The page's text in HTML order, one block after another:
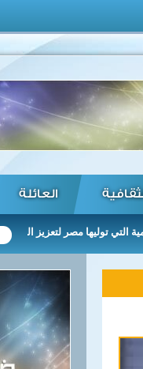
العائلة
مصر لتعزيز العلاقات مع